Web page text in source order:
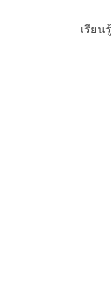
เรียน